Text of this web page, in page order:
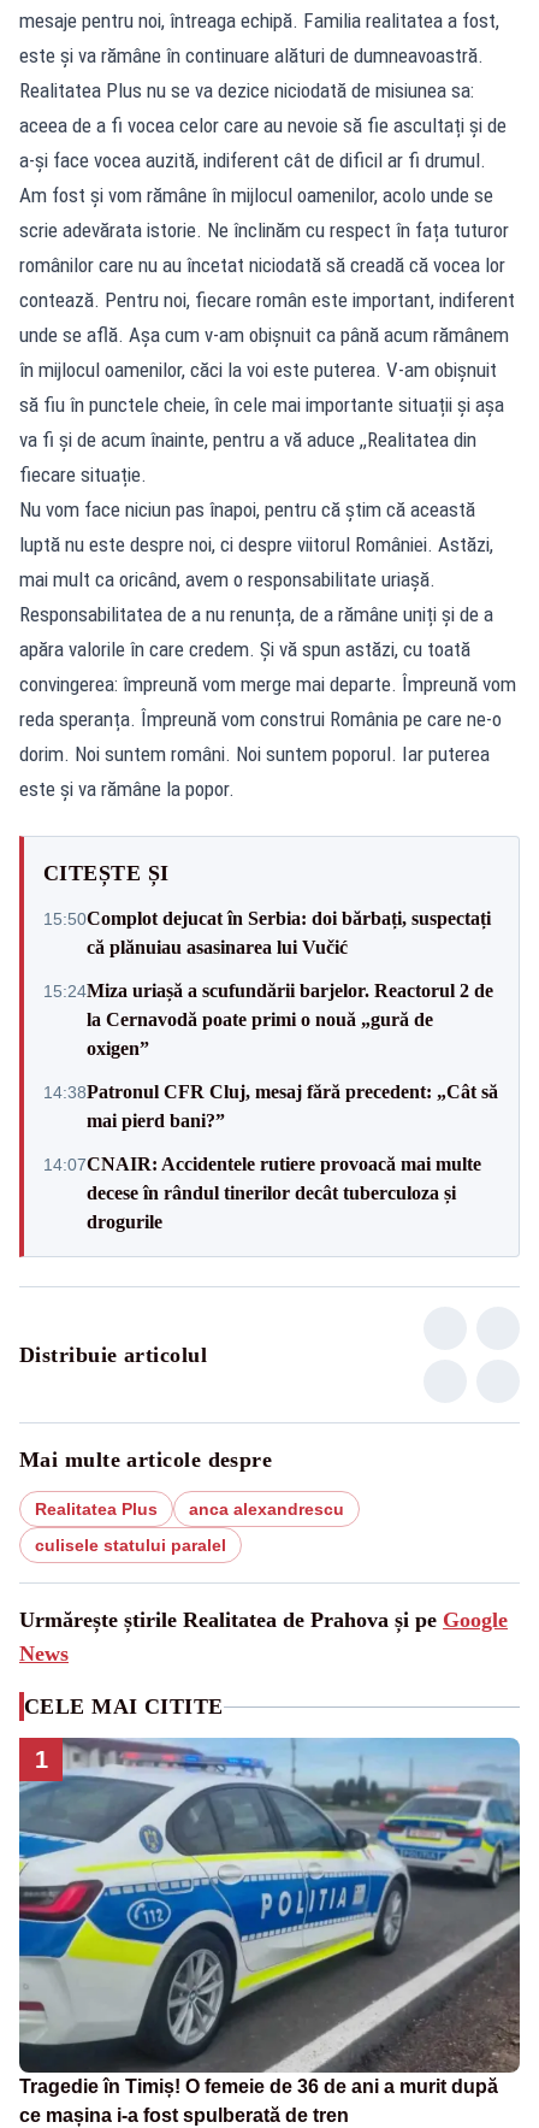
mesaje pentru noi, întreaga echipă. Familia realitatea a fost,
este și va rămâne în continuare alături de dumneavoastră.
Realitatea Plus nu se va dezice niciodată de misiunea sa:
aceea de a fi vocea celor care au nevoie să fie ascultați și de
a-și face vocea auzită, indiferent cât de dificil ar fi drumul.
Am fost și vom rămâne în mijlocul oamenilor, acolo unde se
scrie adevărata istorie. Ne înclinăm cu respect în fața tuturor
românilor care nu au încetat niciodată să creadă că vocea lor
contează. Pentru noi, fiecare român este important, indiferent
unde se află. Așa cum v-am obișnuit ca până acum rămânem
în mijlocul oamenilor, căci la voi este puterea. V-am obișnuit
să fiu în punctele cheie, în cele mai importante situații și așa
va fi și de acum înainte, pentru a vă aduce ,,Realitatea din
fiecare situație.
Nu vom face niciun pas înapoi, pentru că știm că această
luptă nu este despre noi, ci despre viitorul României. Astăzi,
mai mult ca oricând, avem o responsabilitate uriașă.
Responsabilitatea de a nu renunța, de a rămâne uniți și de a
apăra valorile în care credem. Și vă spun astăzi, cu toată
convingerea: împreună vom merge mai departe. Împreună vom
reda speranța. Împreună vom construi România pe care ne-o
dorim. Noi suntem români. Noi suntem poporul. Iar puterea
este și va rămâne la popor.
CITEȘTE ȘI
15:50Complot dejucat în Serbia: doi bărbați, suspectați
că plănuiau asasinarea lui Vučić
15:24Miza uriașă a scufundării barjelor. Reactorul 2 de
la Cernavodă poate primi o nouă „gură de
oxigen”
14:38Patronul CFR Cluj, mesaj fără precedent: „Cât să
mai pierd bani?”
14:07CNAIR: Accidentele rutiere provoacă mai multe
decese în rândul tinerilor decât tuberculoza și
drogurile
Distribuie articolul
Mai multe articole despre
Realitatea Plus
anca alexandrescu
culisele statului paralel
Urmărește știrile Realitatea de Prahova și pe Google
News
CELE MAI CITITE
1
Tragedie în Timiș! O femeie de 36 de ani a murit după
ce mașina i-a fost spulberată de tren